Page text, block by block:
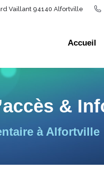
Vaillant 94140 Alfortville
Accueil
&
à Alfortville